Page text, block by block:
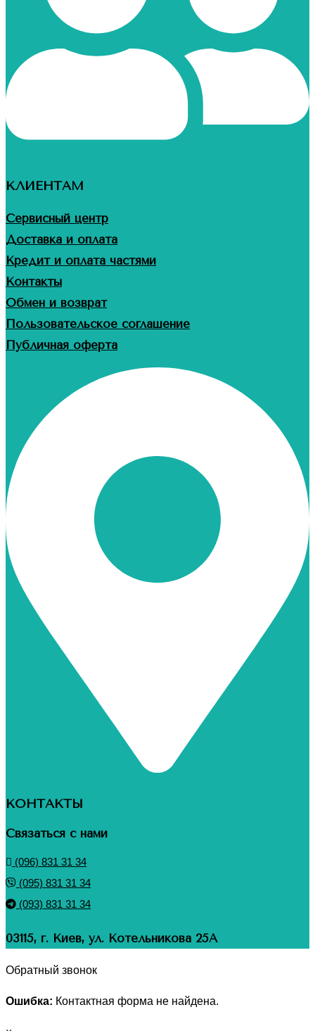
КЛИЕНТАМ
Сервисный центр
Доставка и оплата
Кредит и оплата частями
Контакты
Обмен и возврат
Пользовательское соглашение
Публичная оферта
КОНТАКТЫ
Связаться с нами
(096) 831 31 34
(095) 831 31 34
(093) 831 31 34
03115, г. Киев, ул. Котельникова 25А
Обратный звонок
Ошибка: Контактная форма не найдена.